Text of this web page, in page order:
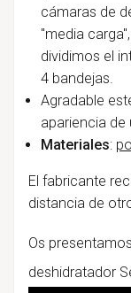
cámaras de
"media
dividimos el
4 bandejas.
Agradable
apariencia
Materiales:
El fabricante
distancia de
Os
deshidratador